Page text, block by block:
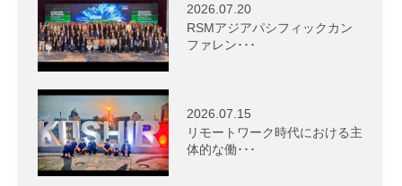
2026.07.20
RSMアジアパシフィックカン
ファレン･･･
2026.07.15
リモートワーク時代における主
体的な働･･･